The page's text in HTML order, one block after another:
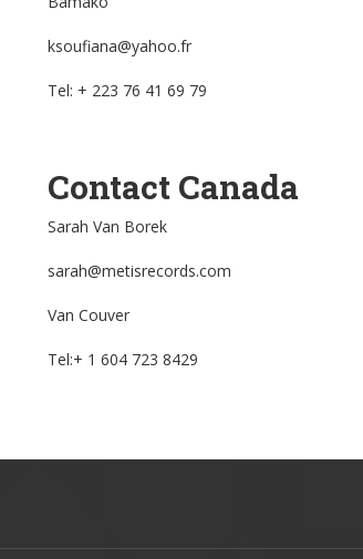
ksoufiana@yahoo.fr
Tel: + 223 76 41 69 79
Contact Canada
Sarah Van Borek
sarah@metisrecords.com
Van Couver
Tel:+ 1 604 723 8429